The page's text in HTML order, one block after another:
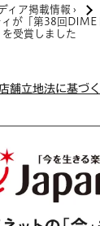
ィア掲載情報 ›
が「第38回DIME
受賞しました
舗立地法に基づ